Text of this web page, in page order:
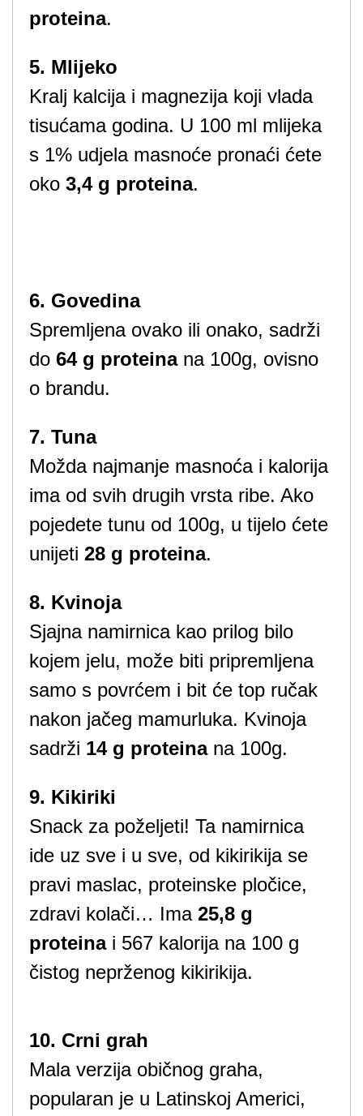
proteina.
5. Mlijeko
Kralj kalcija i magnezija koji vlada
tisućama godina. U 100 ml mlijeka
s 1% udjela masnoće pronaći ćete
oko 3,4 g proteina.
6. Govedina
Spremljena ovako ili onako, sadrži
do 64 g proteinana 100g, ovisno
o brandu.
7. Tuna
Možda najmanje masnoća i kalorija
ima od svih drugih vrsta ribe. Ako
pojedete tunu od 100g, u tijelo ćete
unijeti 28 g proteina.
8. Kvinoja
Sjajna namirnica kao prilog bilo
kojem jelu, može biti pripremljena
samo s povrćem i bit će top ručak
nakon jačeg mamurluka. Kvinoja
sadrži 14 g proteina na 100g.
9. Kikiriki
Snack za poželjeti! Ta namirnica
ide uz sve i u sve, od kikirikija se
pravi maslac, proteinske pločice,
zdravi kolači… Ima 25,8 g
proteinai 567 kalorija na 100 g
čistog neprženog kikirikija.
10. Crni grah
Mala verzija običnog graha,
popularan je u Latinskoj Americi,